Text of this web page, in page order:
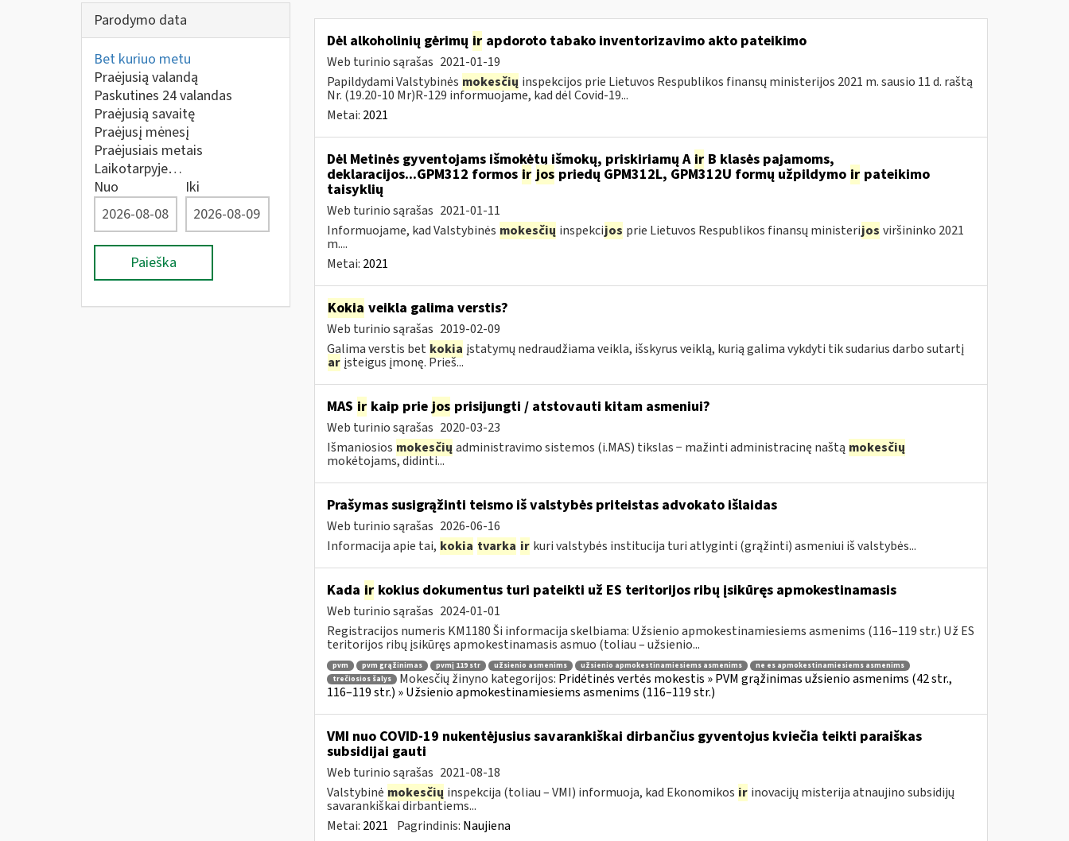
Parodymo data
Bet kuriuo metu
Praėjusią valandą
Paskutines 24 valandas
Praėjusią savaitę
Praėjusį mėnesį
Praėjusiais metais
Laikotarpyje…
Nuo
Iki
Paieška
Dėl alkoholinių gėrimų irapdoroto tabako inventorizavimo akto pateikimo
Web turinio sąrašas 2021-01-19
Papildydami Valstybinės mokesčių inspekcijos prie Lietuvos Respublikos finansų ministerijos 2021 m. sausio 11 d. raštą
Nr. (19.20-10 Mr)R-129 informuojame, kad dėl Covid-19...
Metai: 2021
Dėl Metinės gyventojams išmokėtų išmokų, priskiriamų A irB klasės pajamoms,
deklaracijos...GPM312 formos ir jos priedų GPM312L, GPM312U formų užpildymo irpateikimo
taisyklių
Web turinio sąrašas 2021-01-11
Informuojame, kad Valstybinės mokesčių inspekcijos prie Lietuvos Respublikos finansų ministerijos viršininko 2021
m....
Metai: 2021
Kokia veikla galima verstis?
Web turinio sąrašas 2019-02-09
Galima verstis bet kokia įstatymų nedraudžiama veikla, išskyrus veiklą, kurią galima vykdyti tik sudarius darbo sutartį
ar įsteigus įmonę. Prieš...
MAS irkaip priejos prisijungti / atstovauti kitam asmeniui?
Web turinio sąrašas 2020-03-23
Išmaniosios mokesčių administravimo sistemos (i.MAS) tikslas − mažinti administracinę naštą mokesčių
mokėtojams, didinti...
Prašymas susigrąžinti teismo iš valstybės priteistas advokato išlaidas
Web turinio sąrašas 2026-06-16
Informacija apie tai, kokia tvarka ir kuri valstybės institucija turi atlyginti (grąžinti) asmeniui iš valstybės...
Kada irkokius dokumentus turi pateikti už ES teritorijos ribų įsikūręs apmokestinamasis
Web turinio sąrašas 2024-01-01
Registracijos numeris KM1180 Ši informacija skelbiama: Užsienio apmokestinamiesiems asmenims (116–119 str.) Už ES
teritorijos ribų įsikūręs apmokestinamasis asmuo (toliau – užsienio...
pvm pvm grąžinimas pvmį 119 str užsienio asmenims užsienio apmokestinamiesiems asmenims
ne es apmokestinamiesiems asmenims
trečiosios šalys
Mokesčių žinyno kategorijos: Pridėtinės vertės mokestis » PVM grąžinimas užsienio asmenims (42 str.,
116–119 str.) » Užsienio apmokestinamiesiems asmenims (116–119 str.)
VMI nuo COVID-19 nukentėjusius savarankiškai dirbančius gyventojus kviečia teikti paraiškas
subsidijai gauti
Web turinio sąrašas 2021-08-18
Valstybinė mokesčių inspekcija (toliau – VMI) informuoja, kad Ekonomikos ir inovacijų misterija atnaujino subsidijų
savarankiškai dirbantiems...
Metai: 2021 Pagrindinis: Naujiena